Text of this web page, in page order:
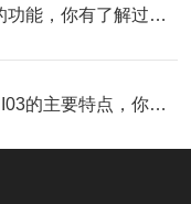
对于中纬全站仪ZT30R的功能，你有了解过吗？
关于天宝电子水准仪DINI03的主要特点，你可清楚？